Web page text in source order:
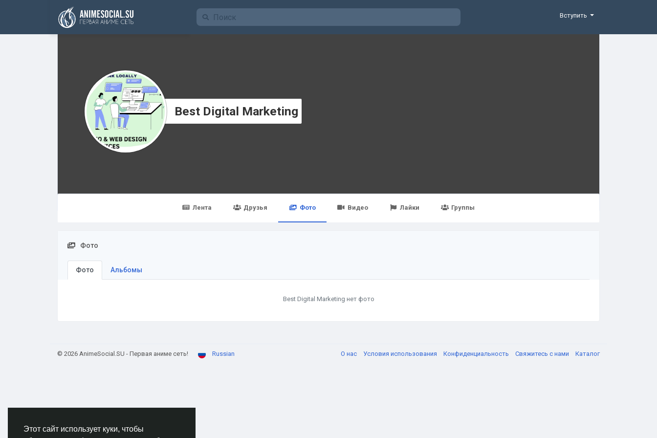
Этот сайт использует куки, чтобы
Funding
Вступить
Best Digital Marketing
Лента Друзья Фото Видео Лайки Группы
Фото
Фото Альбомы
Best Digital Marketing нет фото
© 2026 AnimeSocial.SU - Первая аниме сеть! Russian О нас Условия использования Конфиденциальность Свяжитесь с нами Каталог